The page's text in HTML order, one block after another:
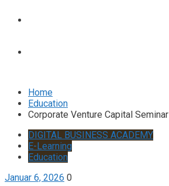
Home
Education
Corporate Venture Capital Seminar
DIGITAL BUSINESS ACADEMY
E-Learning
Education
Januar 6, 2026 0